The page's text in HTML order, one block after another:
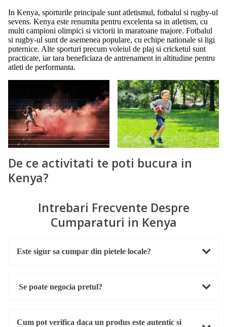
In Kenya, sporturile principale sunt atletismul, fotbalul si rugby-ul
sevens. Kenya este renumita pentru excelenta sa in atletism, cu
multi campioni olimpici si victorii in maratoane majore. Fotbalul
si rugby-ul sunt de asemenea populare, cu echipe nationale si ligi
puternice. Alte sporturi precum voleiul de plaj si cricketul sunt
practicate, iar tara beneficiaza de antrenament in altitudine pentru
atleti de performanta.
De ce activitati te poti bucura in
Kenya?
Intrebari Frecvente Despre
Cumparaturi in Kenya
Este sigur sa cumpar din pietele locale?
Se poate negocia pretul?
Cum pot verifica daca un produs este autentic si